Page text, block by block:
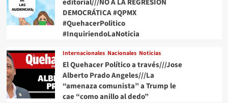
editorial///NO A LA REGRESIÓN
DEMOCRÁTICA #QPMX
#QuehacerPolitico
#InquiriendoLaNoticia
Internacionales Nacionales Noticias
El Quehacer Político a través///Jose
Alberto Prado Angeles///La
“amenaza comunista” a Trump le
cae “como anillo al dedo”